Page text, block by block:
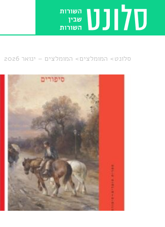
סלונט המומלצים המומלצים – ינואר 2026